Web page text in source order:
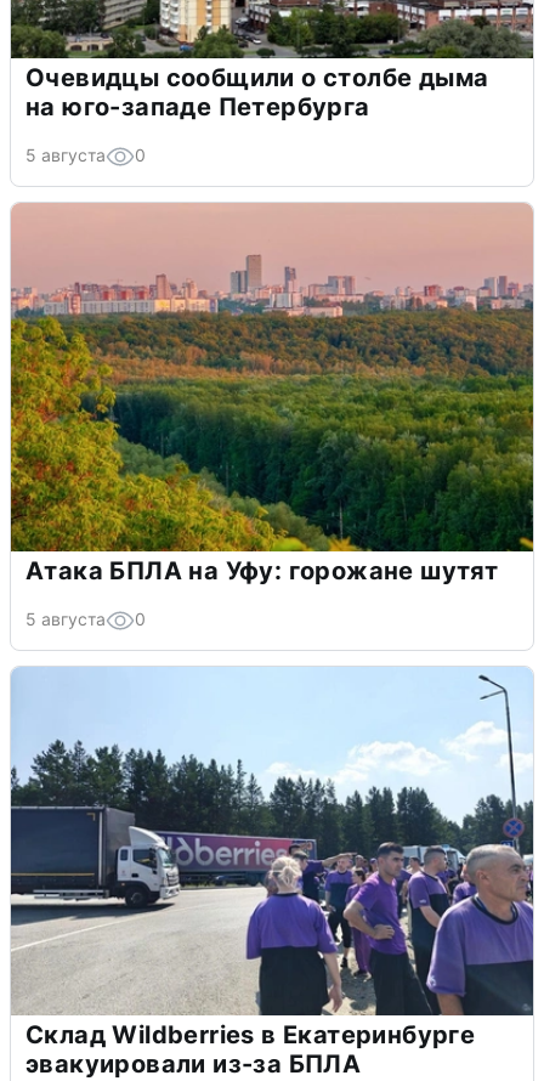
Очевидцы сообщили о столбе дыма
на юго-западе Петербурга
5 августа 0
Атака БПЛА на Уфу: горожане шутят
5 августа 0
Склад Wildberries в Екатеринбурге
эвакуировали из-за БПЛА